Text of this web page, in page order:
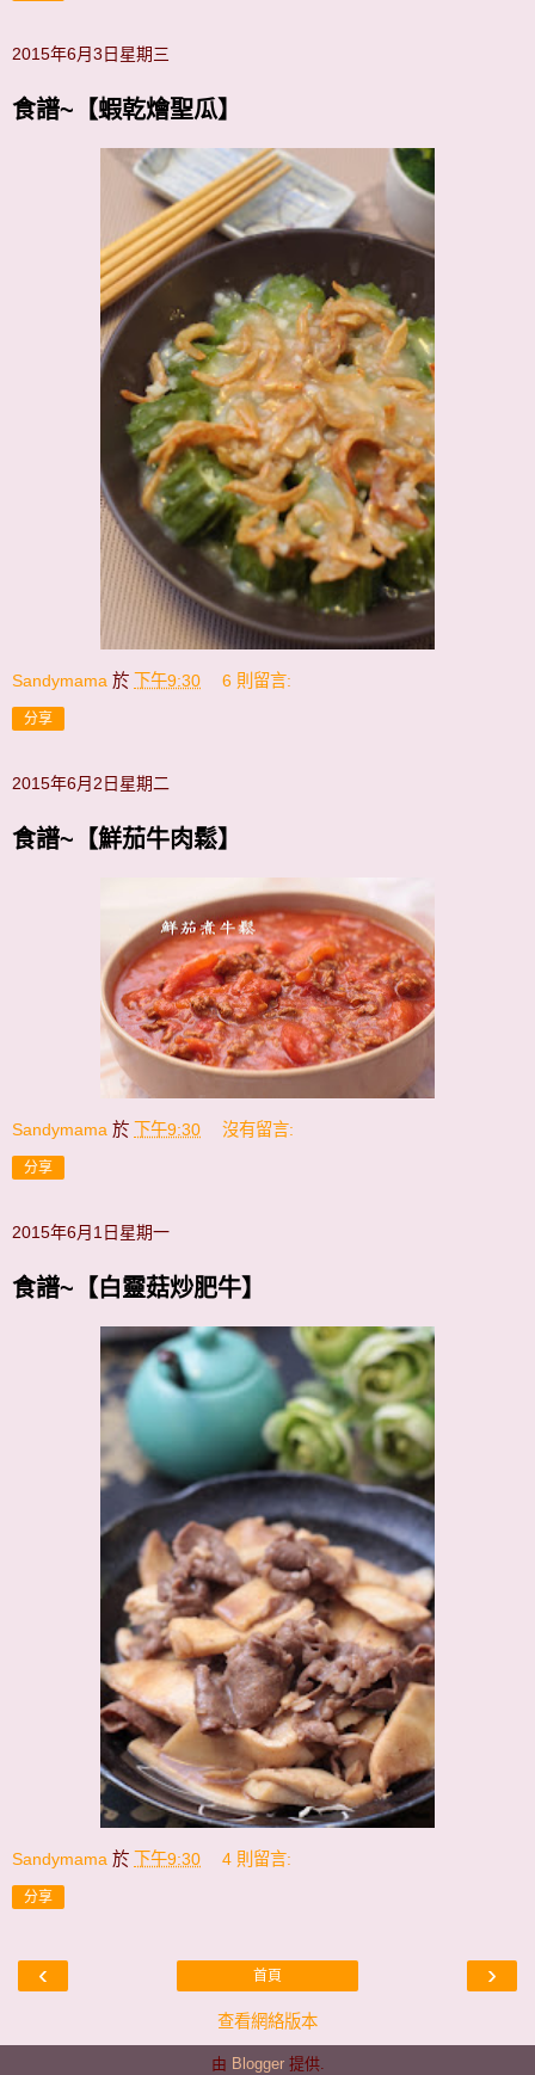
2015年6月3日星期三
食譜~【蝦乾燴聖瓜】
Sandymama 於 下午9:30 6 則留言:
分享
2015年6月2日星期二
食譜~【鮮茄牛肉鬆】
Sandymama 於 下午9:30 沒有留言:
分享
2015年6月1日星期一
食譜~【白靈菇炒肥牛】
Sandymama 於 下午9:30 4 則留言:
分享
‹ ›
首頁
查看網絡版本
由 Blogger提供.